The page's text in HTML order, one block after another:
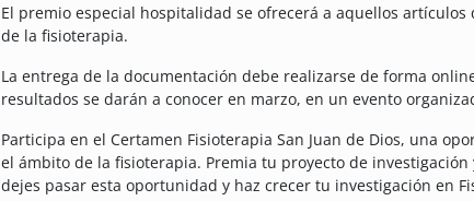
El premio especial hospitalidad se ofrecerá a aquellos
de la fisioterapia.
La entrega de la documentación debe realizarse de forma
resultados se darán a conocer en marzo, en un evento
Participa en el Certamen Fisioterapia San Juan de Dios, una
el ámbito de la fisioterapia. Premia tu proyecto de
dejes pasar esta oportunidad y haz crecer tu investigación en